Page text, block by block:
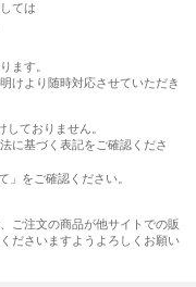
ては
ます。
けより随時対応させていただき
ておりません。
に基づく表記をご確認くださ
をご確認ください。
ご注文の商品が他サイトでの販
ださいますようよろしくお願い